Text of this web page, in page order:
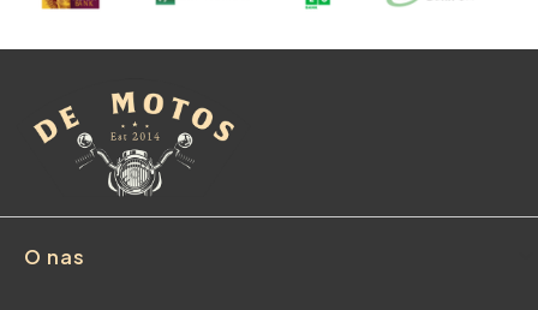
Linki w stopce
O nas